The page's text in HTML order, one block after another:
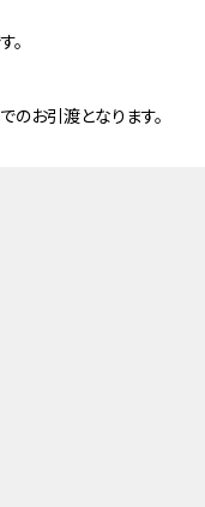
。
お引渡となります。